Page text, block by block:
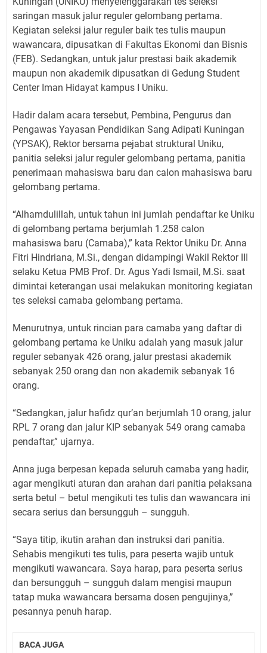
saringan masuk jalur reguler gelombang pertama.
Kegiatan seleksi jalur reguler baik tes tulis maupun
wawancara, dipusatkan di Fakultas Ekonomi dan Bisnis
(FEB). Sedangkan, untuk jalur prestasi baik akademik
maupun non akademik dipusatkan di Gedung Student
Center Iman Hidayat kampus I Uniku.
Hadir dalam acara tersebut, Pembina, Pengurus dan
Pengawas Yayasan Pendidikan Sang Adipati Kuningan
(YPSAK), Rektor bersama pejabat struktural Uniku,
panitia seleksi jalur reguler gelombang pertama, panitia
penerimaan mahasiswa baru dan calon mahasiswa baru
gelombang pertama.
“Alhamdulillah, untuk tahun ini jumlah pendaftar ke Uniku
di gelombang pertama berjumlah 1.258 calon
mahasiswa baru (Camaba),” kata Rektor Uniku Dr. Anna
Fitri Hindriana, M.Si., dengan didampingi Wakil Rektor III
selaku Ketua PMB Prof. Dr. Agus Yadi Ismail, M.Si. saat
dimintai keterangan usai melakukan monitoring kegiatan
tes seleksi camaba gelombang pertama.
Menurutnya, untuk rincian para camaba yang daftar di
gelombang pertama ke Uniku adalah yang masuk jalur
reguler sebanyak 426 orang, jalur prestasi akademik
sebanyak 250 orang dan non akademik sebanyak 16
orang.
“Sedangkan, jalur hafidz qur’an berjumlah 10 orang, jalur
RPL 7 orang dan jalur KIP sebanyak 549 orang camaba
pendaftar,” ujarnya.
Anna juga berpesan kepada seluruh camaba yang hadir,
agar mengikuti aturan dan arahan dari panitia pelaksana
serta betul – betul mengikuti tes tulis dan wawancara ini
secara serius dan bersungguh – sungguh.
“Saya titip, ikutin arahan dan instruksi dari panitia.
Sehabis mengikuti tes tulis, para peserta wajib untuk
mengikuti wawancara. Saya harap, para peserta serius
dan bersungguh – sungguh dalam mengisi maupun
tatap muka wawancara bersama dosen pengujinya,”
pesannya penuh harap.
BACA JUGA